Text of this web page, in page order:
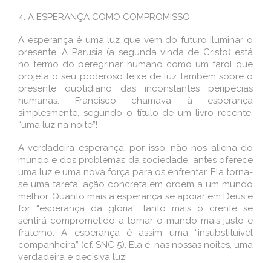
4. A ESPERANÇA COMO COMPROMISSO
A esperança é uma luz que vem do futuro iluminar o
presente. A Parusia (a segunda vinda de Cristo) está
no termo do peregrinar humano como um farol que
projeta o seu poderoso feixe de luz também sobre o
presente quotidiano das inconstantes peripécias
humanas. Francisco chamava à esperança
simplesmente, segundo o título de um livro recente,
“uma luz na noite”!
A verdadeira esperança, por isso, não nos aliena do
mundo e dos problemas da sociedade, antes oferece
uma luz e uma nova força para os enfrentar. Ela torna-
se uma tarefa, ação concreta em ordem a um mundo
melhor. Quanto mais a esperança se apoiar em Deus e
for “esperança da glória” tanto mais o crente se
sentirá comprometido a tornar o mundo mais justo e
fraterno. A esperança é assim uma “insubstituível
companheira” (cf. SNC 5). Ela é, nas nossas noites, uma
verdadeira e decisiva luz!